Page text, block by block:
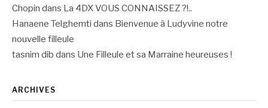
Chopin dans La 4DX VOUS CONNAISSEZ ?!..
Hanaene Telghemti dans Bienvenue à Ludyvine notre
nouvelle filleule
tasnim dib dans Une Filleule et sa Marraine heureuses !
ARCHIVES